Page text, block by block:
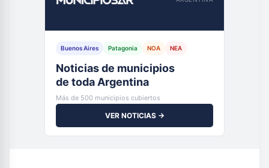
Buenos Aires Patagonia NOA NEA
Noticias de municipios
de toda Argentina
Más de 500 municipios cubiertos
VER NOTICIAS →